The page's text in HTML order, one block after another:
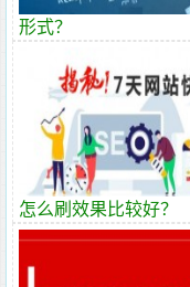
形式？
怎么刷效果比较好？